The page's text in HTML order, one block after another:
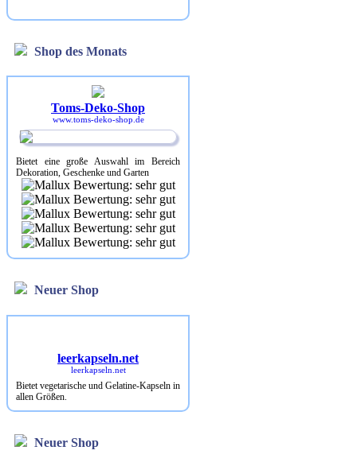
Shop des Monats
Toms-Deko-Shop
www.toms-deko-shop.de
Bietet eine große Auswahl im Bereich
Dekoration, Geschenke und Garten
Neuer Shop
leerkapseln.net
leerkapseln.net
Bietet vegetarische und Gelatine-Kapseln in
allen Größen.
Neuer Shop